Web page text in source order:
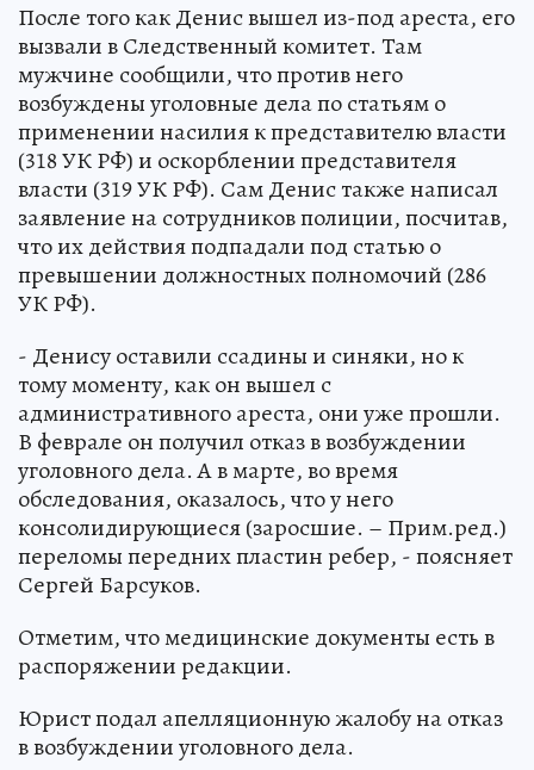
После того как Денис вышел из-под ареста, его
вызвали в Следственный комитет. Там
мужчине сообщили, что против него
возбуждены уголовные дела по статьям о
применении насилия к представителю власти
(318 УК РФ) и оскорблении представителя
власти (319 УК РФ). Сам Денис также написал
заявление на сотрудников полиции, посчитав,
что их действия подпадали под статью о
превышении должностных полномочий (286
УК РФ).
- Денису оставили ссадины и синяки, но к
тому моменту, как он вышел с
административного ареста, они уже прошли.
В феврале он получил отказ в возбуждении
уголовного дела. А в марте, во время
обследования, оказалось, что у него
консолидирующиеся (заросшие. – Прим.ред.)
переломы передних пластин ребер, - поясняет
Сергей Барсуков.
Отметим, что медицинские документы есть в
распоряжении редакции.
Юрист подал апелляционную жалобу на отказ
в возбуждении уголовного дела.